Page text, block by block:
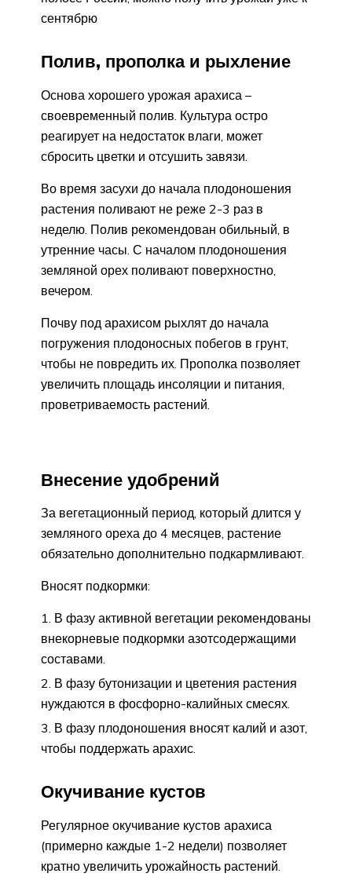
сентябрю
Полив, прополка и рыхление
Основа хорошего урожая арахиса –
своевременный полив. Культура остро
реагирует на недостаток влаги, может
сбросить цветки и отсушить завязи.
Во время засухи до начала плодоношения
растения поливают не реже 2-3 раз в
неделю. Полив рекомендован обильный, в
утренние часы. С началом плодоношения
земляной орех поливают поверхностно,
вечером.
Почву под арахисом рыхлят до начала
погружения плодоносных побегов в грунт,
чтобы не повредить их. Прополка позволяет
увеличить площадь инсоляции и питания,
проветриваемость растений.
Внесение удобрений
За вегетационный период, который длится у
земляного ореха до 4 месяцев, растение
обязательно дополнительно подкармливают.
Вносят подкормки:
В фазу активной вегетации рекомендованы
внекорневые подкормки азотсодержащими
составами.
В фазу бутонизации и цветения растения
нуждаются в фосфорно-калийных смесях.
В фазу плодоношения вносят калий и азот,
чтобы поддержать арахис.
Окучивание кустов
Регулярное окучивание кустов арахиса
(примерно каждые 1-2 недели) позволяет
кратно увеличить урожайность растений.